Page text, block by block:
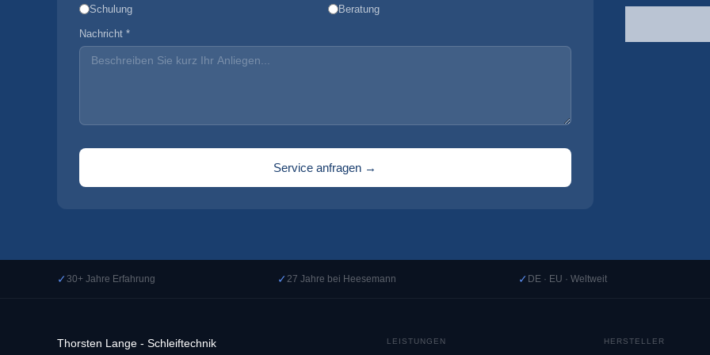
Schulung
Beratung
Nachricht *
Service anfragen →
✓30+ Jahre Erfahrung ✓ 27 Jahre bei Heesemann ✓ DE · EU · Weltweit
Thorsten Lange - Schleiftechnik LEISTUNGEN HERSTELLER